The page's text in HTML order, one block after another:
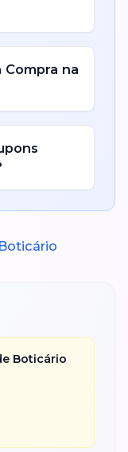
Compra na
Boticário
Boticário